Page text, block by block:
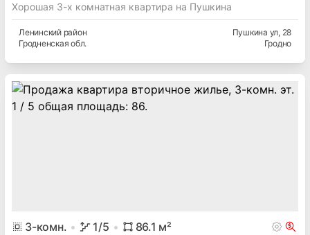
Хорошая 3-х комнатная квартира на Пушкина
Ленинскийрайон
Гродненская обл.
Пушкина ул, 28
Гродно
3-комн. 1/5 86.1 м²